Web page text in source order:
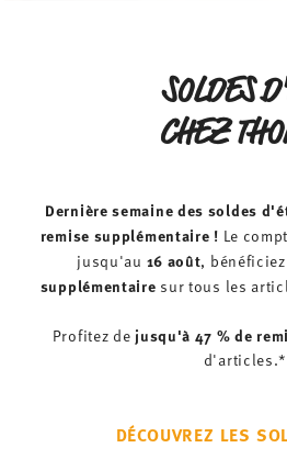
SOLDES
CHEZ
Dernière semaine des soldes
remise supplémentaire ! Le
jusqu'au 16 août,
supplémentaire sur tous les
Profitez de jusqu'à 47 % de
d'articles.*
DÉCOUVREZ LES